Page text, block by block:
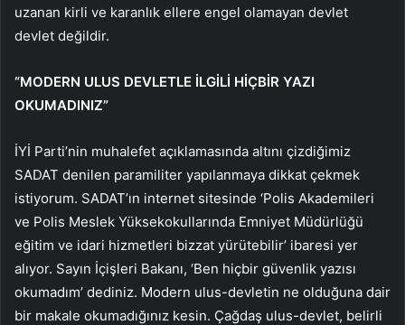
uzanan kirli ve karanlık ellere engel olamayan devlet
devlet değildir.
“MODERN ULUS DEVLETLE İLGİLİ HİÇBİR YAZI
OKUMADINIZ”
İYİ Parti’nin muhalefet açıklamasında altını çizdiğimiz
SADAT denilen paramiliter yapılanmaya dikkat çekmek
istiyorum. SADAT’ın internet sitesinde ‘Polis Akademileri
ve Polis Meslek Yüksekokullarında Emniyet Müdürlüğü
eğitim ve idari hizmetleri bizzat yürütebilir’ ibaresi yer
alıyor. Sayın İçişleri Bakanı, ‘Ben hiçbir güvenlik yazısı
okumadım’ dediniz. Modern ulus-devletin ne olduğuna dair
bir makale okumadığınız kesin. Çağdaş ulus-devlet, belirli